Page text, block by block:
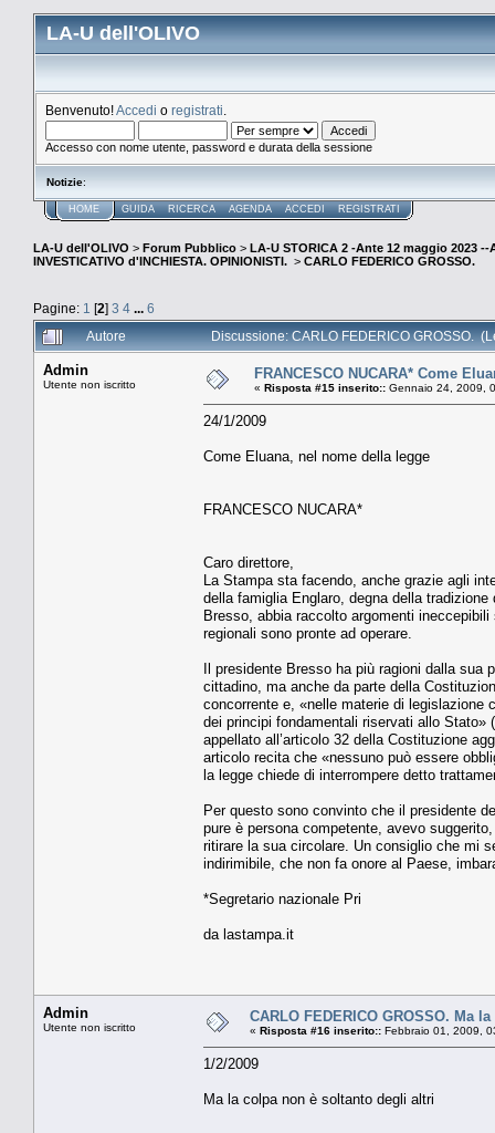
LA-U dell'OLIVO
Benvenuto!Accedi o registrati
Accesso con nome utente, password e durata della sessione
Notizie:
HOME GUIDA RICERCA AGENDA ACCEDI REGISTRATI
LA-U dell'OLIVO > Forum Pubblico > LA-U STORICA 2 -Ante 12 maggio 2023 --
INVESTICATIVO d'INCHIESTA. OPINIONISTI. > CARLO FEDERICO GROSSO.
Pagine: 1 [2] 3 4 ... 6
Autore
Discussione: CARLO FEDERICO GROSSO.
Admin
Utente non iscritto
FRANCESCO NUCARA* Come
« Risposta #15 inserito:: Gennaio 24, 2009,
24/1/2009
Come Eluana, nel nome della legge
FRANCESCO NUCARA*
Caro direttore,
La Stampa sta facendo, anche grazie agli
della famiglia Englaro, degna della
Bresso, abbia raccolto argomenti
regionali sono pronte ad operare.
Il presidente Bresso ha più ragioni dalla sua
cittadino, ma anche da parte della
concorrente e, «nelle materie di legislazione
dei principi fondamentali riservati allo Stato»
appellato all’articolo 32 della Costituzione
articolo recita che «nessuno può essere
la legge chiede di interrompere detto
Per questo sono convinto che il presidente
pure è persona competente, avevo
ritirare la sua circolare. Un consiglio che mi
indirimibile, che non fa onore al Paese,
*Segretario nazionale Pri
da lastampa.it
Admin
Utente non iscritto
CARLO FEDERICO GROSSO. Ma
« Risposta #16 inserito:: Febbraio 01, 2009,
1/2/2009
Ma la colpa non è soltanto degli altri